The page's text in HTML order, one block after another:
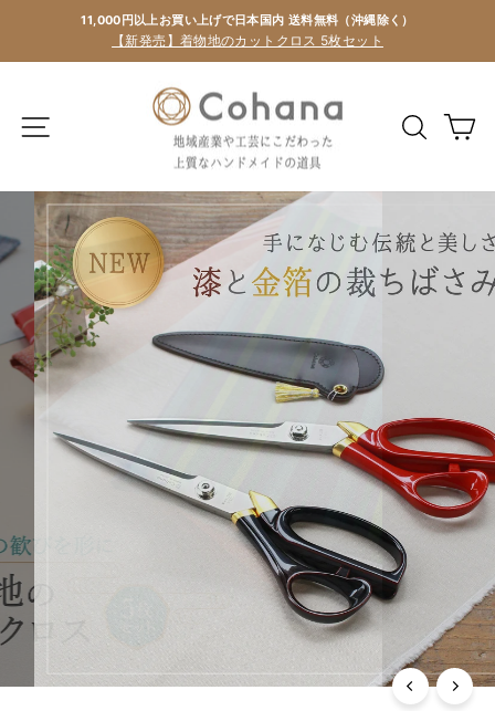
11,000円以上お買い上げで日本国内 送料無料（沖縄除く）
【新発売】着物地のカットクロス 5枚セット
Cohana
Online
Store